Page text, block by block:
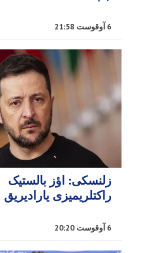
6 آوقوست 21:58
زلنسکی: اؤز بالستیک
راکتلریمیزی یارادیریق
6 آوقوست 20:20